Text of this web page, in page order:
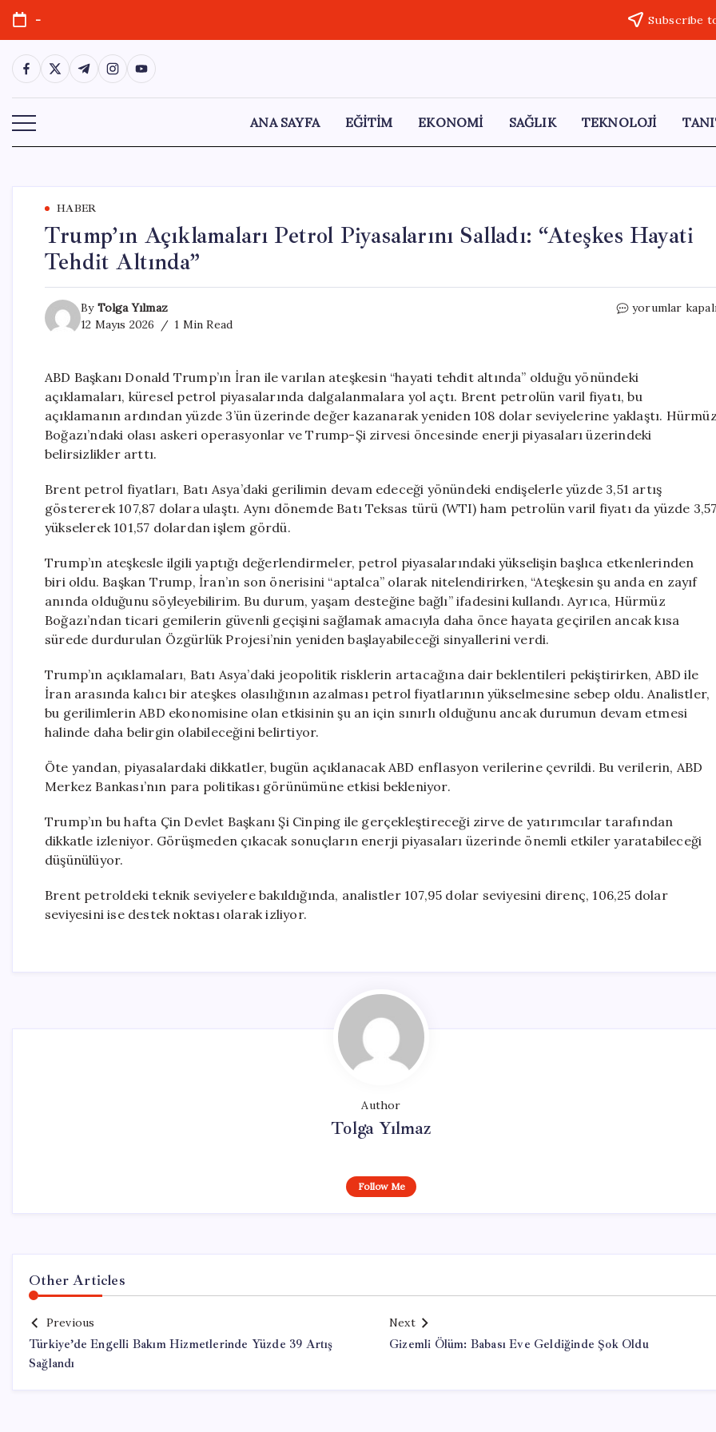
Skip
content
- Subscribe
https://www.facebook.com/
https://twitter.com/
https://t.me/
https://www.instagram.com/
https://youtube.com/
ANA SAYFA EĞİTİM EKONOMİ SAĞLIK TEKNOLOJİ
HABER
Trump’ın Açıklamaları Petrol Piyasalarını Salladı: “Ateşkes Hayati
Tehdit Altında”
By Tolga Yılmaz
12 Mayıs 2026
1 Min Read
Trump’ın
Salladı:
Hayati
Tehdit
Altında”
yorumlar
ABD Başkanı Donald Trump’ın İran ile varılan ateşkesin “hayati tehdit altında” olduğu yönündeki
açıklamaları, küresel petrol piyasalarında dalgalanmalara yol açtı. Brent petrolün varil fiyatı, bu
açıklamanın ardından yüzde 3’ün üzerinde değer kazanarak yeniden 108 dolar seviyelerine yaklaştı. Hürmüz
Boğazı’ndaki olası askeri operasyonlar ve Trump-Şi zirvesi öncesinde enerji piyasaları üzerindeki
belirsizlikler arttı.
Brent petrol fiyatları, Batı Asya’daki gerilimin devam edeceği yönündeki endişelerle yüzde 3,51 artış
göstererek 107,87 dolara ulaştı. Aynı dönemde Batı Teksas türü (WTI) ham petrolün varil fiyatı da yüzde 3,57
yükselerek 101,57 dolardan işlem gördü.
Trump’ın ateşkesle ilgili yaptığı değerlendirmeler, petrol piyasalarındaki yükselişin başlıca etkenlerinden
biri oldu. Başkan Trump, İran’ın son önerisini “aptalca” olarak nitelendirirken, “Ateşkesin şu anda en zayıf
anında olduğunu söyleyebilirim. Bu durum, yaşam desteğine bağlı” ifadesini kullandı. Ayrıca, Hürmüz
Boğazı’ndan ticari gemilerin güvenli geçişini sağlamak amacıyla daha önce hayata geçirilen ancak kısa
sürede durdurulan Özgürlük Projesi’nin yeniden başlayabileceği sinyallerini verdi.
Trump’ın açıklamaları, Batı Asya’daki jeopolitik risklerin artacağına dair beklentileri pekiştirirken, ABD ile
İran arasında kalıcı bir ateşkes olasılığının azalması petrol fiyatlarının yükselmesine sebep oldu. Analistler,
bu gerilimlerin ABD ekonomisine olan etkisinin şu an için sınırlı olduğunu ancak durumun devam etmesi
halinde daha belirgin olabileceğini belirtiyor.
Öte yandan, piyasalardaki dikkatler, bugün açıklanacak ABD enflasyon verilerine çevrildi. Bu verilerin, ABD
Merkez Bankası’nın para politikası görünümüne etkisi bekleniyor.
Trump’ın bu hafta Çin Devlet Başkanı Şi Cinping ile gerçekleştireceği zirve de yatırımcılar tarafından
dikkatle izleniyor. Görüşmeden çıkacak sonuçların enerji piyasaları üzerinde önemli etkiler yaratabileceği
düşünülüyor.
Brent petroldeki teknik seviyelere bakıldığında, analistler 107,95 dolar seviyesini direnç, 106,25 dolar
seviyesini ise destek noktası olarak izliyor.
Author
Tolga Yılmaz
Follow Me
Other Articles
Previous
Türkiye’de Engelli Bakım Hizmetlerinde Yüzde 39 Artış
Sağlandı
Next
Gizemli Ölüm: Babası Eve Geldiğinde Şok Oldu